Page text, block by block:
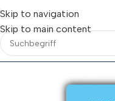
Skip to navigation
Skip to main content